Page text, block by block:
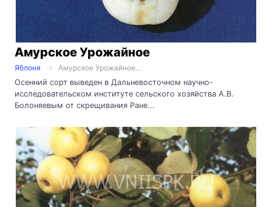
Амурское Урожайное
Яблоня
Амурское Урожайное...
Осенний сорт выведен в Дальневосточном научно-
исследовательском институте сельского хозяйства А.В.
Болоняевым от скрещивания Ране...